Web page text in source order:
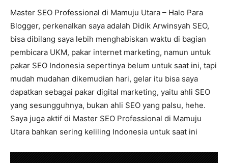
Master SEO Professional di Mamuju Utara – Halo Para
Blogger, perkenalkan saya adalah Didik Arwinsyah SEO,
bisa dibilang saya lebih menghabiskan waktu di bagian
pembicara UKM, pakar internet marketing, namun untuk
pakar SEO Indonesia sepertinya belum untuk saat ini, tapi
mudah mudahan dikemudian hari, gelar itu bisa saya
dapatkan sebagai pakar digital marketing, yaitu ahli SEO
yang sesungguhnya, bukan ahli SEO yang palsu, hehe.
Saya juga aktif di Master SEO Professional di Mamuju
Utara bahkan sering keliling Indonesia untuk saat ini